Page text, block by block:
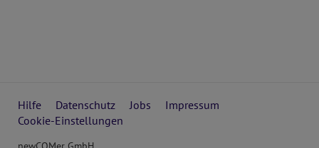
Hilfe Datenschutz Jobs
Impressum
Cookie-Einstellungen